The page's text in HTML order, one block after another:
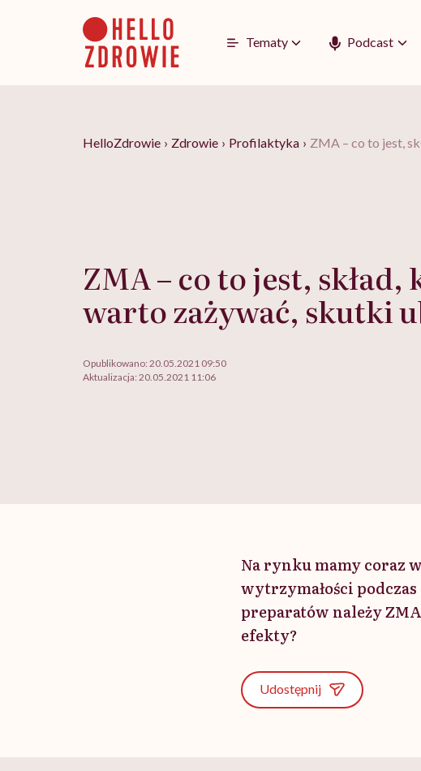
Tematy Podcast
HelloZdrowie › Zdrowie › Profilaktyka › ZMA – co to jest,
ZMA – co to jest, skład,
warto zażywać, skutki
Opublikowano: 20.05.2021 09:50
Aktualizacja: 20.05.2021 11:06
Na rynku mamy coraz
wytrzymałości
preparatów należy
efekty?
Udostępnij